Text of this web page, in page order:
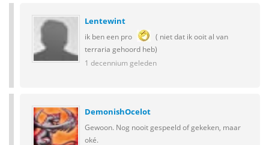
Lentewint
ik ben een pro
( niet dat ik ooit al van
terraria gehoord heb)
1 decennium geleden
DemonishOcelot
Gewoon. Nog nooit gespeeld of gekeken, maar
oké.